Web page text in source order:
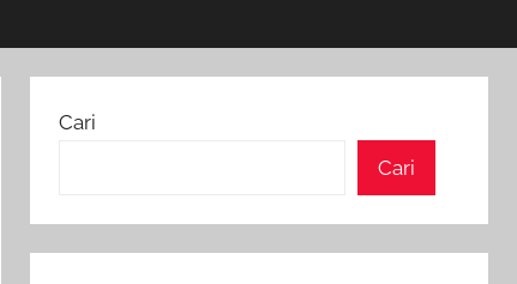
Cari
Cari